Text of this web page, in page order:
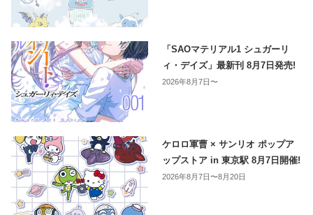
「SAOマテリアル1 シュガーリ
ィ・デイズ」最新刊 8月7日発売!
2026年8月7日〜
ケロロ軍曹 × サンリオ ポップア
ップストア in 東京駅 8月7日開催!
2026年8月7日〜8月20日